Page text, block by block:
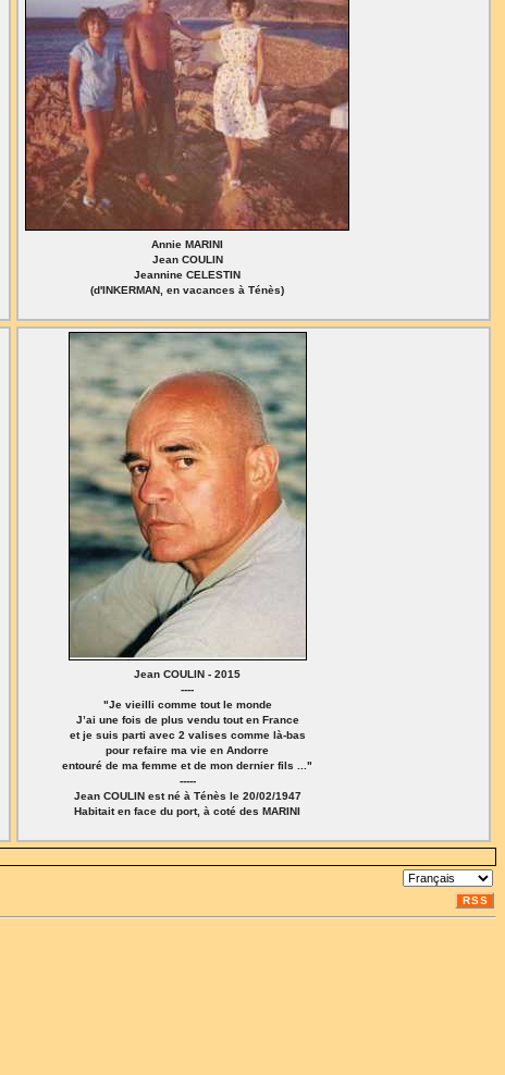
Annie MARINI
Jean COULIN
Jeannine CELESTIN
(d'INKERMAN, en vacances à Ténès)
Jean COULIN - 2015
----
"Je vieilli comme tout le monde
J’ai une fois de plus vendu tout en France
et je suis parti avec 2 valises comme là-bas
pour refaire ma vie en Andorre
entouré de ma femme et de mon dernier fils ..."
-----
Jean COULIN est né à Ténès le 20/02/1947
Habitait en face du port, à coté des MARINI
RSS